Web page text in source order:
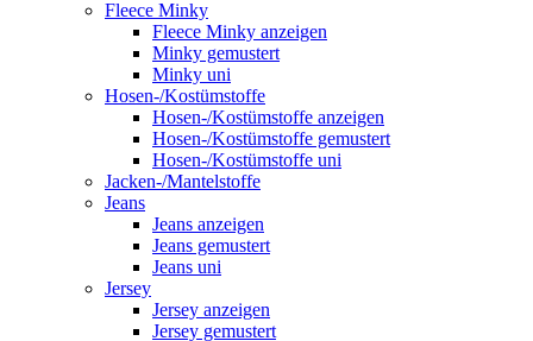
Fleece Minky
Fleece Minky anzeigen
Minky gemustert
Minky uni
Hosen-/Kostümstoffe
Hosen-/Kostümstoffe anzeigen
Hosen-/Kostümstoffe gemustert
Hosen-/Kostümstoffe uni
Jacken-/Mantelstoffe
Jeans
Jeans anzeigen
Jeans gemustert
Jeans uni
Jersey
Jersey anzeigen
Jersey gemustert